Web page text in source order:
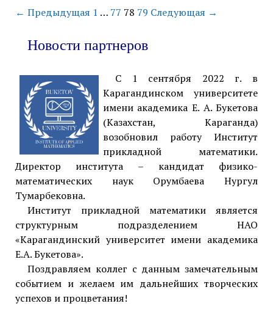
← Предыдущая 1 … 77 78 79 Следующая →
Новости партнеров
С 1 сентября 2022 г. в
Карагандинском университете
имени академика Е. А. Букетова
(Казахстан, Караганда)
возобновил работу Институт
прикладной математики.
Директор института – кандидат физико-
математических наук Орумбаева Нургул
Тумарбековна.
Институт прикладной математики является
структурным подразделением НАО
«Карагандинский университет имени академика
Е.А. Букетова».
Поздравляем коллег с данным замечательным
событием и желаем им дальнейших творческих
успехов и процветания!